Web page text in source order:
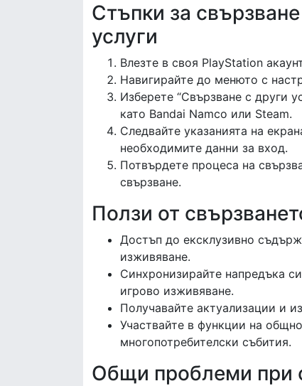
Стъпки за
услуги
Влезте в своя PlayStation
Навигирайте до менюто с
Изберете “Свързване с други
като Bandai Namco или Steam.
Следвайте указанията на
необходимите данни за вход.
Потвърдете процеса на
свързване.
Ползи от
Достъп до ексклузивно
изживяване.
Синхронизирайте напредъка
игрово изживяване.
Получавайте актуализации и
Участвайте в функции на
многопотребителски събития.
Общи проблеми при